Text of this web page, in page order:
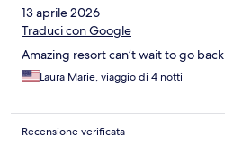
13 aprile 2026
Traduci con Google
Amazing resort can’t wait to go back
Laura Marie, viaggio di 4 notti
Recensione verificata